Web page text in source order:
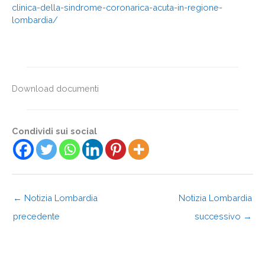
clinica-della-sindrome-coronarica-acuta-in-regione-
lombardia/
Download documenti
Condividi sui social
← Notizia Lombardia
precedente
Notizia Lombardia
successivo →